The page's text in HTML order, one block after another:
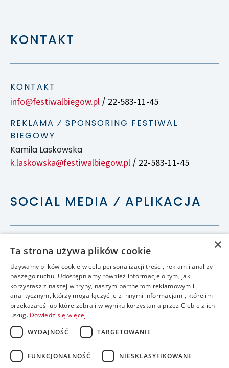
KONTAKT
KONTAKT
info@festiwalbiegow.pl / 22-583-11-45
REKLAMA ⁄ SPONSORING FESTIWAL
BIEGOWY
Kamila Laskowska
k.laskowska@festiwalbiegow.pl / 22-583-11-45
SOCIAL MEDIA ⁄ APLIKACJA
×
Ta strona używa plików cookie
Używamy plików cookie w celu personalizacji treści, reklam i analizy
naszego ruchu. Udostępniamy również informacje o tym, jak
korzystasz z naszej witryny, naszym partnerom reklamowym i
analitycznym, którzy mogą łączyć je z innymi informacjami, które im
przekazałeś lub które zebrali w wyniku korzystania przez Ciebie z ich
usług. Dowiedz się więcej
WYDAJNOŚĆ
TARGETOWANIE
FUNKCJONALNOŚĆ NIESKLASYFIKOWANE